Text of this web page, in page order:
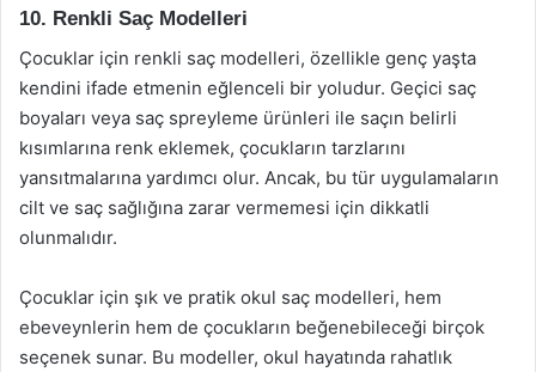
10. Renkli Saç Modelleri
Çocuklar için renkli saç modelleri, özellikle genç yaşta
kendini ifade etmenin eğlenceli bir yoludur. Geçici saç
boyaları veya saç spreyleme ürünleri ile saçın belirli
kısımlarına renk eklemek, çocukların tarzlarını
yansıtmalarına yardımcı olur. Ancak, bu tür uygulamaların
cilt ve saç sağlığına zarar vermemesi için dikkatli
olunmalıdır.
Çocuklar için şık ve pratik okul saç modelleri, hem
ebeveynlerin hem de çocukların beğenebileceği birçok
seçenek sunar. Bu modeller, okul hayatında rahatlık